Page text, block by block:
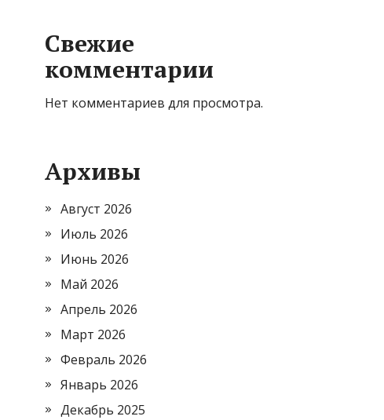
Свежие
комментарии
Нет комментариев для просмотра.
Архивы
Август 2026
Июль 2026
Июнь 2026
Май 2026
Апрель 2026
Март 2026
Февраль 2026
Январь 2026
Декабрь 2025